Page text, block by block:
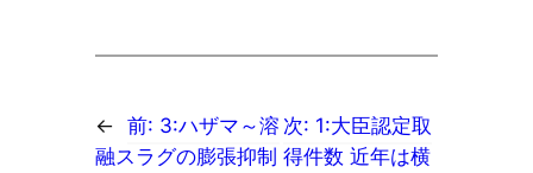
← 前: 3:ハザマ～溶
融スラグの膨張抑制
次: 1:大臣認定取
得件数 近年は横